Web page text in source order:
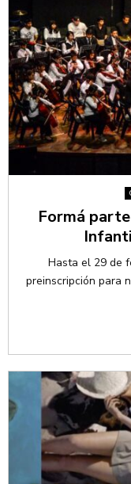
Formá
Hasta el 29 de
preinscripción para